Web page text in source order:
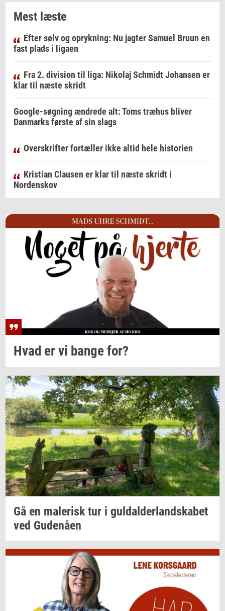
Mest læste
Efter sølv og oprykning: Nu jagter Samuel Bruun en
fast plads i ligaen
Fra 2. division til liga: Nikolaj Schmidt Johansen er
klar til næste skridt
Google-søgning ændrede alt: Toms træhus bliver
Danmarks første af sin slags
Overskrifter fortæller ikke altid hele historien
Kristian Clausen er klar til næste skridt i
Nordenskov
Hvad er vi bange for?
Gå en ma­le­risktur i gul­dal­der­land­ska­bet
ved Gu­denå­en